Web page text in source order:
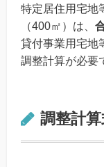
特定居住用宅地
（400㎡）は、
貸付事業用宅地
調整計算が必要
調整計